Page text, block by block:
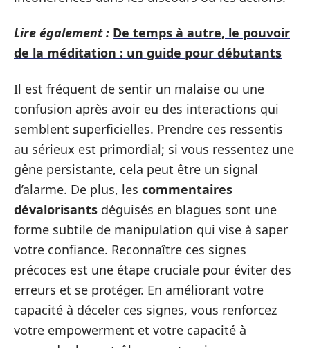
Lire également : De temps à autre, le pouvoir
de la méditation : un guide pour débutants
Il est fréquent de sentir un malaise ou une
confusion après avoir eu des interactions qui
semblent superficielles. Prendre ces ressentis
au sérieux est primordial; si vous ressentez une
gêne persistante, cela peut être un signal
d’alarme. De plus, les commentaires
dévalorisants déguisés en blagues sont une
forme subtile de manipulation qui vise à saper
votre confiance. Reconnaître ces signes
précoces est une étape cruciale pour éviter des
erreurs et se protéger. En améliorant votre
capacité à déceler ces signes, vous renforcez
votre empowerment et votre capacité à